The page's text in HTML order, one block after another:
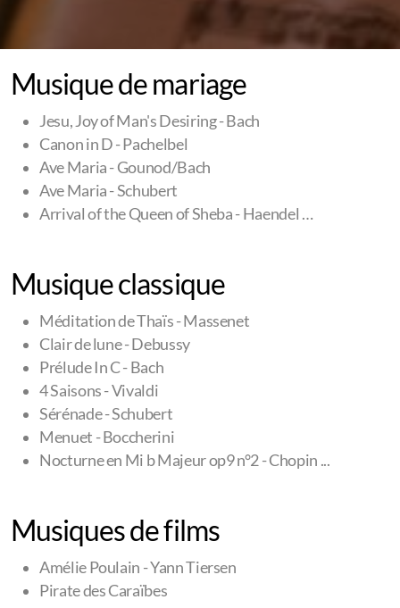
Musique de mariage
Jesu, Joy of Man's Desiring - Bach
Canon in D - Pachelbel
Ave Maria - Gounod/Bach
Ave Maria - Schubert
Arrival of the Queen of Sheba - Haendel …
Musique classique
Méditation de Thaïs - Massenet
Clair de lune - Debussy
Prélude In C - Bach
4 Saisons - Vivaldi
Sérénade - Schubert
Menuet - Boccherini
Nocturne en Mi b Majeur op9 n°2 - Chopin ...
Musiques de films
Amélie Poulain - Yann Tiersen
Pirate des Caraïbes